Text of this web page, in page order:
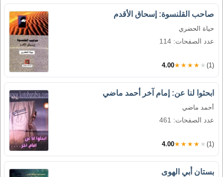
صاحب القلنسوة: إسحاق الأقدم
حياة الحضري
عدد الصفحات: 114
4.00★★★★★ (1)
ابحثوا لنا عن: إمام آخر أحمد ماضي
أحمد ماضي
عدد الصفحات: 461
4.00★★★★★ (1)
بستان أبي الهوى